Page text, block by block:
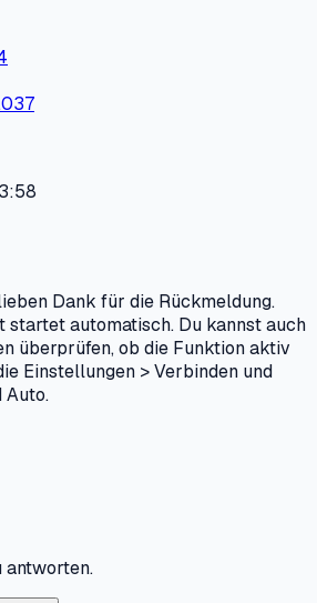
Dank für die Rückmeldung.
startet automatisch. Du kannst auch
überprüfen, ob die Funktion aktiv
Einstellungen > Verbinden und
Auto.
antworten.